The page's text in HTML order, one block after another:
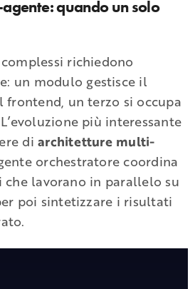
quando un solo
richiedono
un modulo gestisce il
frontend, un terzo si occupa
più interessante
diarchitetture multi-
orchestratore coordina
che lavorano in parallelo su
poi sintetizzare i risultati